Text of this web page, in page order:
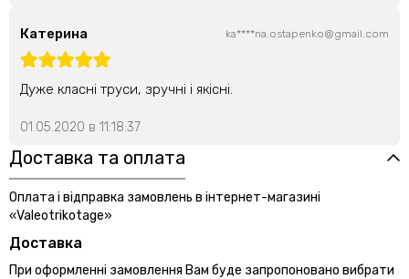
Катерина ka****na.ostapenko@gmail.com
Дуже класні труси, зручні і якісні.
01.05.2020 в 11:18:37
Доставка та оплата
Оплата і відправка замовлень в інтернет-магазині
«Valeotrikotage»
Доставка
При оформленні замовлення Вам буде запропоновано вибрати